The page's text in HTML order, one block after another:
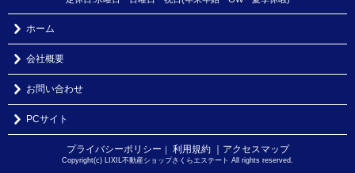
ホーム
会社概要
お問い合わせ
PCサイト
プライバシーポリシー ｜ 利用規約 ｜アクセスマップ
Copyright(c) LIXIL不動産ショップさくらエステート All rights reserved.